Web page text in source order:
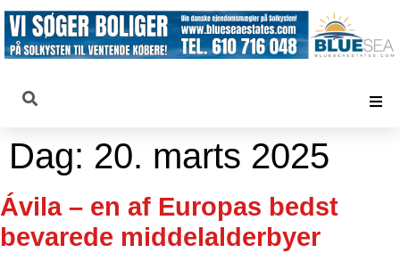
Dag: 20. marts 2025
Ávila – en af Europas bedst
bevarede middelalderbyer